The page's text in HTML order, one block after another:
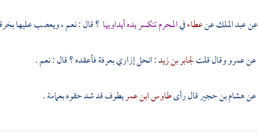
عنعبد الملكعنعطاءفيالمحرم تنكسر يده أيداويها ؟ قال : نعم ، ويعصب عليها
عنعمرووقال قلتلجابر بن زيد: انحل إزاريبعرفةفأعقده ؟ قال : نعم .
عنهشام بن حجيرقال رأىطاوسابن عمريطوف قد شد حقوه بعمامة .